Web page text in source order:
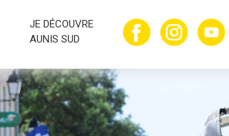
JE DÉCOUVRE
AUNIS SUD